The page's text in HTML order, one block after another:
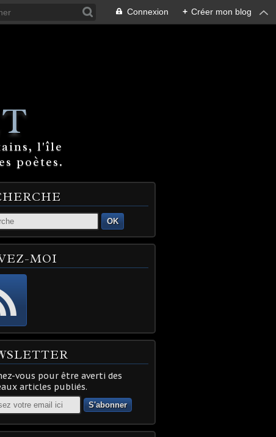
Connexion + Créer mon blog
l'île
poètes.
OK
MOI
vous pour être averti des
articles publiés.